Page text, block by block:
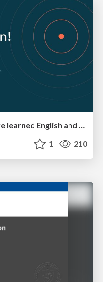
Throw Yourself In! - How I've learned English and What I'm Facing
1 210